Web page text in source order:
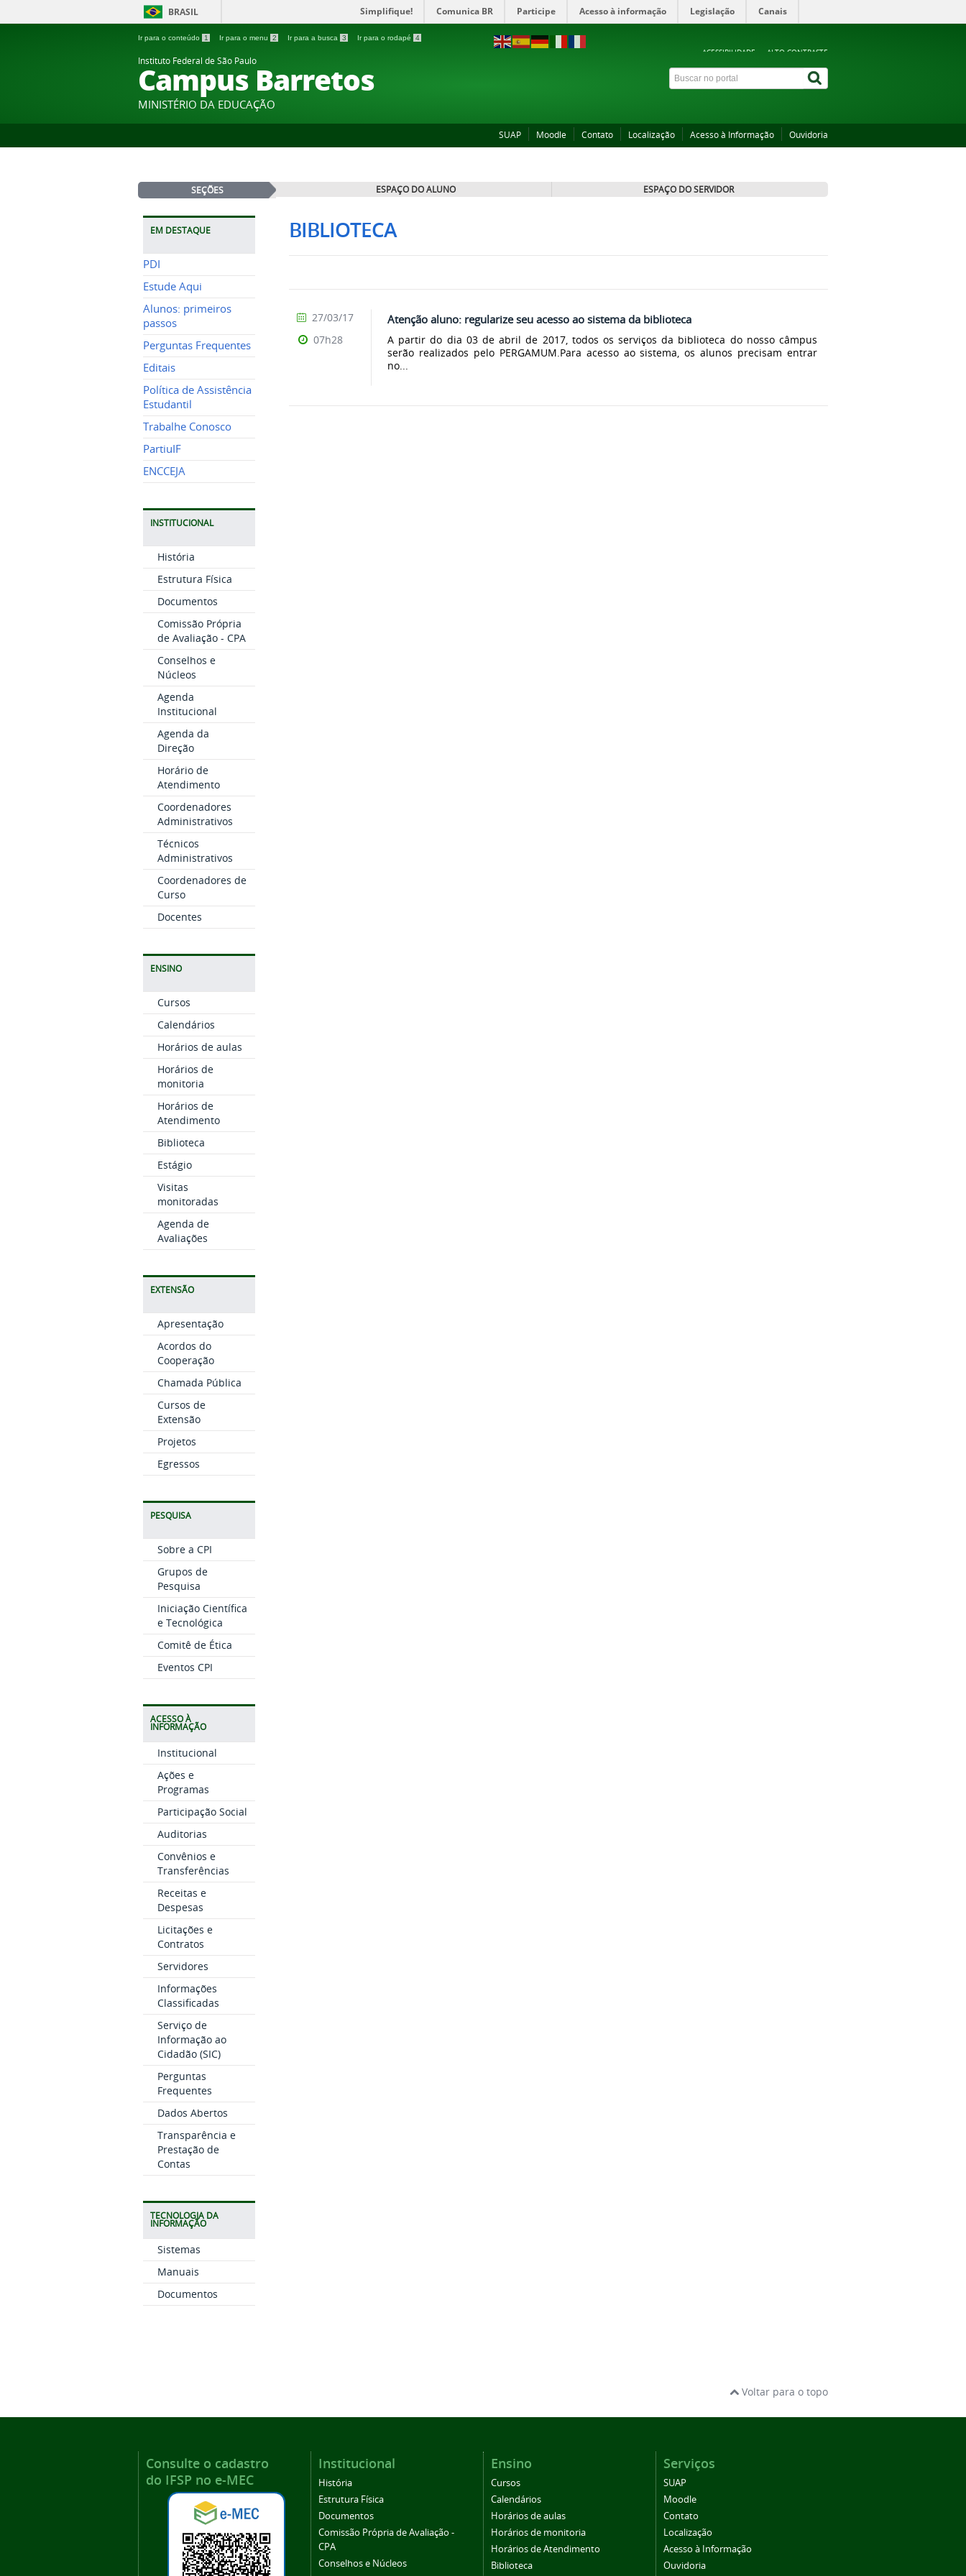
BRASIL Simplifique! Comunica BR Participe Acesso à informação Legislação Canais
Ir para o conteúdo 1 Ir para o menu 2 Ir para a busca 3 Ir para o rodapé 4
ACESSIBILIDADE ALTO CONTRASTE
Instituto Federal de São Paulo
Campus Barretos
MINISTÉRIO DA EDUCAÇÃO
SUAP Moodle Contato Localização Acesso à Informação Ouvidoria
SEÇÕES ESPAÇO DO ALUNO ESPAÇO DO SERVIDOR
EM DESTAQUE
PDI
Estude Aqui
Alunos: primeiros
passos
Perguntas Frequentes
Editais
Política de Assistência
Estudantil
Trabalhe Conosco
PartiuIF
ENCCEJA
INSTITUCIONAL
História
Estrutura Física
Documentos
Comissão Própria
de Avaliação - CPA
Conselhos e
Núcleos
Agenda
Institucional
Agenda da
Direção
Horário de
Atendimento
Coordenadores
Administrativos
Técnicos
Administrativos
Coordenadores de
Curso
Docentes
ENSINO
Cursos
Calendários
Horários de aulas
Horários de
monitoria
Horários de
Atendimento
Biblioteca
Estágio
Visitas
monitoradas
Agenda de
Avaliações
EXTENSÃO
Apresentação
Acordos do
Cooperação
Chamada Pública
Cursos de
Extensão
Projetos
Egressos
PESQUISA
Sobre a CPI
Grupos de
Pesquisa
Iniciação Científica
e Tecnológica
Comitê de Ética
Eventos CPI
ACESSO À
INFORMAÇÃO
Institucional
Ações e
Programas
Participação Social
Auditorias
Convênios e
Transferências
Receitas e
Despesas
Licitações e
Contratos
Servidores
Informações
Classificadas
Serviço de
Informação ao
Cidadão (SIC)
Perguntas
Frequentes
Dados Abertos
Transparência e
Prestação de
Contas
TECNOLOGIA DA
INFORMAÇÃO
Sistemas
Manuais
Documentos
BIBLIOTECA
Atenção aluno: regularize seu acesso ao sistema da biblioteca
A partir do dia 03 de abril de 2017, todos os serviços da biblioteca do nosso câmpus
serão realizados pelo PERGAMUM.Para acesso ao sistema, os alunos precisam entrar
no...
27/03/17
07h28
Voltar para o topo
Consulte o cadastro
do IFSP no e-MEC
Institucional
História
Estrutura Física
Documentos
Comissão Própria de Avaliação -
CPA
Conselhos e Núcleos
Ensino
Cursos
Calendários
Horários de aulas
Horários de monitoria
Horários de Atendimento
Biblioteca
Serviços
SUAP
Moodle
Contato
Localização
Acesso à Informação
Ouvidoria